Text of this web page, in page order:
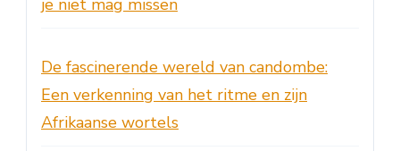
je niet mag missen
De fascinerende wereld van candombe:
Een verkenning van het ritme en zijn
Afrikaanse wortels